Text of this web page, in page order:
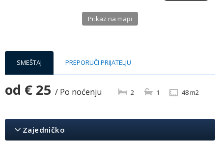
Prikaz na mapi
SMEŠTAJ PREPORUČI PRIJATELJU
od € 25 / Po noćenju 2 1 48 m2
Zajedničko